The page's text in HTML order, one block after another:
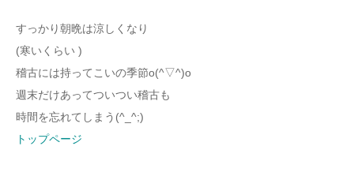
すっかり朝晩は涼しくなり
(寒いくらい )
稽古には持ってこいの季節o(^▽^)o
週末だけあってついつい稽古も
時間を忘れてしまう(^_^;)
トップページ